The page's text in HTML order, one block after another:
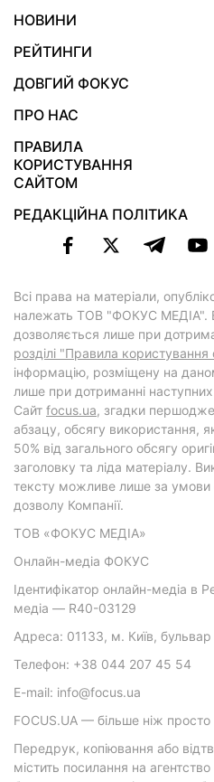
НОВИНИ
РЕЙТИНГИ
ДОВГИЙ ФОКУС
ПРО НАС
ПРАВИЛА
КОРИСТУВАННЯ
САЙТОМ
РЕДАКЦІЙНА ПОЛІТИКА
Всі права на матеріали,
належать ТОВ "ФОКУС МЕДІА".
дозволяється лише при
розділі "Правила користування
інформацію, розміщену на
лише при дотриманні
Cайт focus.ua, згадки
абзацу, обсягу використання,
50% від загального обсягу
заголовку та ліда матеріалу.
тексту можливе лише за умови
дозволу Компанії.
ТОВ «ФОКУС МЕДІА»
Онлайн-медіа ФОКУС
Ідентифікатор онлайн-медіа в
медіа — R40-03129
Адреса: 01133, м. Київ, бульвар
Телефон: +38 044 207 45 54
E-mail: info@focus.ua
FOCUS.UA — більше ніж просто
Передрук, копіювання або
містить посилання на